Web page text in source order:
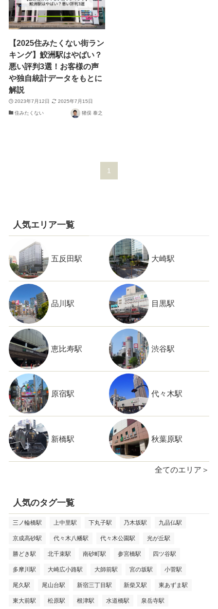
【2025住みたくない街ラン
キング】鮫洲駅はやばい？
悪い評判3選！お客様の声
や独自統計データをもとに
解説
2023年7月12日 2025年7月15日
住みたくない 猪俣 泰之
1
人気エリア一覧
五反田駅 大崎駅
品川駅 目黒駅
恵比寿駅 渋谷駅
原宿駅 代々木駅
新橋駅 秋葉原駅
全てのエリア＞
人気のタグ一覧
三ノ輪橋駅 上中里駅 下丸子駅 乃木坂駅 九品仏駅
京成高砂駅 代々木八幡駅 代々木公園駅 光が丘駅
勝どき駅 北千束駅 南砂町駅 参宮橋駅 四ツ谷駅
多摩川駅 大崎広小路駅 大師前駅 宮の坂駅 小菅駅
尾久駅 尾山台駅 新宿三丁目駅 新柴又駅 東あずま駅
東大前駅 松原駅 根津駅 水道橋駅 泉岳寺駅